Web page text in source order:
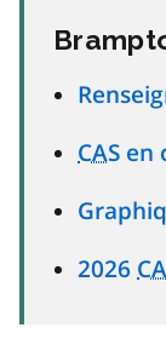
CAS en
2026